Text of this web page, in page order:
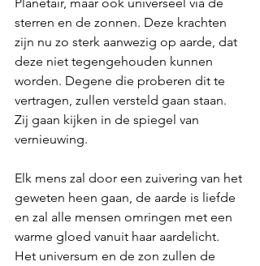
sterren en de zonnen. Deze krachten
zijn nu zo sterk aanwezig op aarde, dat
deze niet tegengehouden kunnen
worden. Degene die proberen dit te
vertragen, zullen versteld gaan staan.
Zij gaan kijken in de spiegel van
vernieuwing.
Elk mens zal door een zuivering van het
geweten heen gaan, de aarde is liefde
en zal alle mensen omringen met een
warme gloed vanuit haar aardelicht.
Het universum en de zon zullen de